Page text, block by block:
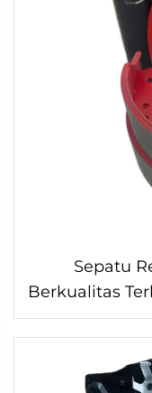
Sepatu
Berkualitas